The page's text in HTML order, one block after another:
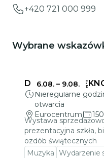
+420 721 000 999
Wybrane
6.08. – 9.08.
DELIKATNE
Nieregularne
otwarcia
Eurocentrum
Wystawa
prezentacyjna szkła,
ozdób świątecznych
Muzyka Wydarzenie